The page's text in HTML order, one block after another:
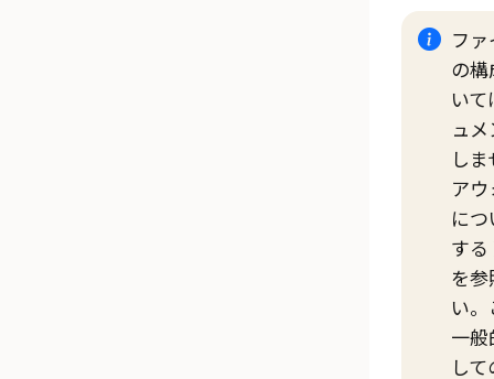
フ
の
い
ュ
し
ア
に
す
を
い
一
し